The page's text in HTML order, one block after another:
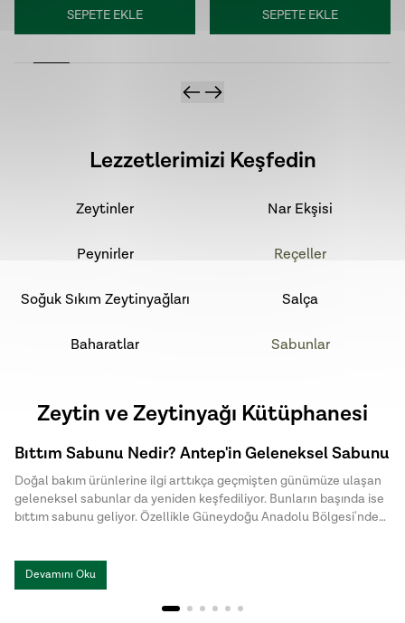
SEPETE EKLE SEPETE EKLE
Lezzetlerimizi Keşfedin
Zeytinler Nar Ekşisi
Peynirler Reçeller
Soğuk Sıkım Zeytinyağları Salça
Baharatlar Sabunlar
Zeytin ve Zeytinyağı Kütüphanesi
Bıttım Sabunu Nedir? Antep'in Geleneksel Sabunu
Doğal bakım ürünlerine ilgi arttıkça geçmişten günümüze ulaşan
geleneksel sabunlar da yeniden keşfediliyor. Bunların başında ise
bıttım sabunu geliyor. Özellikle Güneydoğu Anadolu Bölgesi'nde
Antep sabunu olarak da bilinen bıttım sabunu, kimyasal
katkılardan uzak , hem cilt hem de saç bakımında tercih edilen
geleneksel sabunlar arasında yer alıyor.
Devamını Oku